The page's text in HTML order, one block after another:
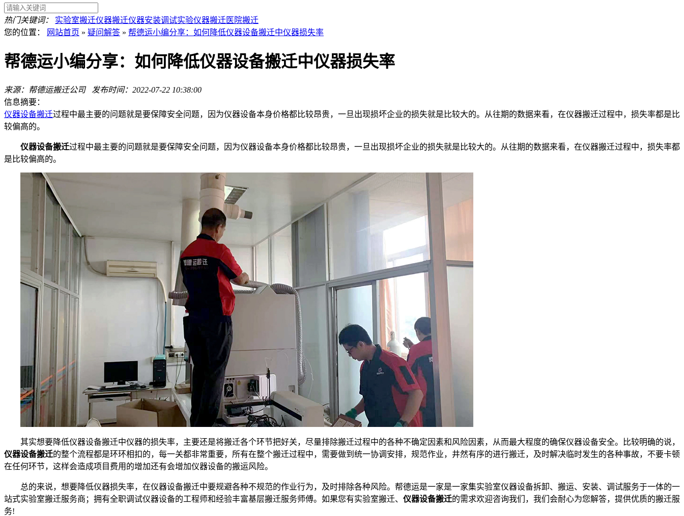
热门关键词： 实验室搬迁仪器搬迁仪器安装调试实验仪器搬迁医院搬迁
您的位置：
网站首页 » 疑问解答 » 帮德运小编分享：如何降低仪器设备搬迁中仪器损失率
帮德运小编分享：如何降低仪器设备搬迁中仪器损失率
来源：帮德运搬迁公司 发布时间： 2022-07-22 10:38:00
信息摘要：
仪器设备搬迁过程中最主要的问题就是要保障安全问题，因为仪器设备本身价格都比较昂贵，一旦出现损坏企业的损失就是比较大的。从往期的数据来看，在仪器搬迁过程中，损失率都是比
较偏高的。
仪器设备搬迁过程中最主要的问题就是要保障安全问题，因为仪器设备本身价格都比较昂贵，一旦出现损坏企业的损失就是比较大的。从往期的数据来看，在仪器搬迁过程中，损失率都
是比较偏高的。
其实想要降低仪器设备搬迁中仪器的损失率，主要还是将搬迁各个环节把好关，尽量排除搬迁过程中的各种不确定因素和风险因素，从而最大程度的确保仪器设备安全。比较明确的说，
仪器设备搬迁的整个流程都是环环相扣的，每一关都非常重要，所有在整个搬迁过程中，需要做到统一协调安排，规范作业，井然有序的进行搬迁，及时解决临时发生的各种事故，不要卡顿
在任何环节，这样会造成项目费用的增加还有会增加仪器设备的搬运风险。
总的来说，想要降低仪器损失率，在仪器设备搬迁中要规避各种不规范的作业行为，及时排除各种风险。帮德运是一家是一家集实验室仪器设备拆卸、搬运、安装、调试服务于一体的一
站式实验室搬迁服务商；拥有全职调试仪器设备的工程师和经验丰富基层搬迁服务师傅。如果您有实验室搬迁、 仪器设备搬迁的需求欢迎咨询我们，我们会耐心为您解答，提供优质的搬迁服
务!